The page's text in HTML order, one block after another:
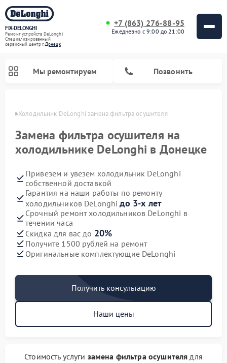
FIX-DELONGHI
Ремонт устройств DeLonghi
Специализированный
cервисный центр г.Донецк
+7 (863) 276-88-95
Ежедневно с 9:00 до 21:00
Мы ремонтируем Позвонить
Холодильник DeLonghi замена фильтра осушителя
Замена фильтра осушителя на
холодильнике DeLonghi в Донецке
Привезем и увезем холодильник DeLonghi
собственной доставкой
Гарантия на наши работы по ремонту
холодильников DeLonghiдо 3-х лет
Срочный ремонт холодильников DeLonghi в
течении часа
Скидка для вас до 20%
Получите 1500 рублей на ремонт
Оригинальные комплектующие DeLonghi
Получить консультацию
Наши цены
Стоимость услуги замена фильтра осушителя для